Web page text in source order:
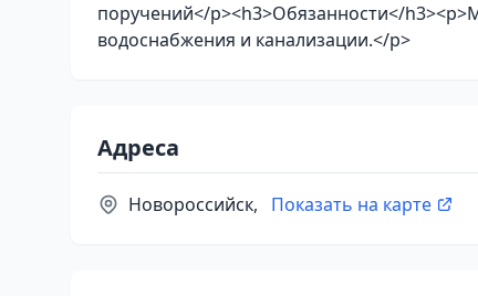
поручений</p><h3>Обязанности</
водоснабжения и канализации.</p>
Адреса
Новороссийск, Показать на карте